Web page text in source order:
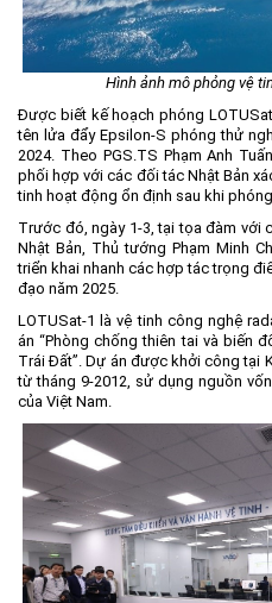
Môi trường
Quy hoạch - Xây dựng
Ưu đãi đầu tư
Công nghệ và Sản phẩm
Văn bản khác
Hình ảnh mô phỏng vệ
Được biết kế hoạch phóng
tên lửa đẩy Epsilon-S phóng thử
2024. Theo PGS.TS Phạm Anh
phối hợp với các đối tác Nhật Bản
tinh hoạt động ổn định sau khi
Trước đó, ngày 1-3, tại tọa đàm với
Nhật Bản, Thủ tướng Phạm Minh
triển khai nhanh các hợp tác trọng
đạo năm 2025.
LOTUSat-1 là vệ tinh công nghệ
án “Phòng chống thiên tai và biến
Trái Đất”. Dự án được khởi công tại
từ tháng 9-2012, sử dụng nguồn
của Việt Nam.